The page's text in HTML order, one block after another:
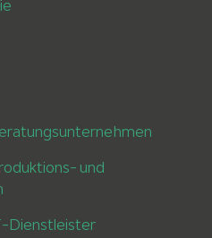
und
Dienstleister